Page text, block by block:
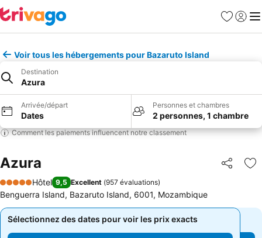
Favoris
Se
Voir tous les hébergements pour Bazaruto Island
Destination
Azura
Arrivée/départ
Dates
Personnes et chambres
2 personnes, 1 chambre
Comment les paiements influencent notre classement
Azura Partager
5 Étoiles
Hôtel 9,5 Excellent (957 évaluations)
Benguerra Island, Bazaruto Island, 6001, Mozambique
Sélectionnez des dates pour voir les prix exacts
Sélectionnez des dates pour voir les prix exacts